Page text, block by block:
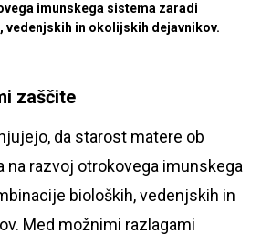
imunskega sistema zaradi
vedenjskih in okolijskih dejavnikov.
zaščite
da starost matere ob
na razvoj otrokovega imunskega
bioloških, vedenjskih in
Med možnimi razlagami